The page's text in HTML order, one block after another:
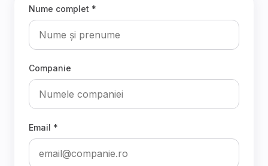
Nume complet *
Companie
Email *